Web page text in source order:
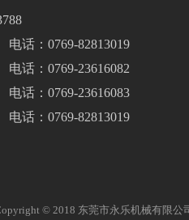
话：0769-82813019
话：0769-23616082
话：0769-23616083
话：0769-82813019
© 2018 东莞市永乐机械有限公